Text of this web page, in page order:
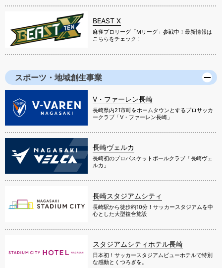
BEAST X
麻雀プロリーグ「Mリーグ」参戦中！最新情報は
こちらをチェック！
スポーツ・地域創生事業
V・ファーレン長崎
長崎県内21市町をホームタウンとするプロサッカ
ークラブ「V・ファーレン長崎」
長崎ヴェルカ
長崎初のプロバスケットボールクラブ「長崎ヴェ
ルカ」
長崎スタジアムシティ
長崎駅から徒歩約10分！サッカースタジアムを中
心とした大型複合施設
スタジアムシティホテル長崎
日本初！サッカースタジアムビューホテルで特別
な感動とくつろぎを。